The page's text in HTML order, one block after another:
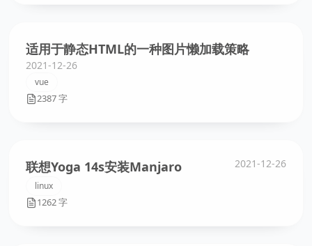
适用于静态HTML的一种图片懒加载策略
2021-12-26
vue
2387 字
联想Yoga 14s安装Manjaro 2021-12-26
linux
1262 字